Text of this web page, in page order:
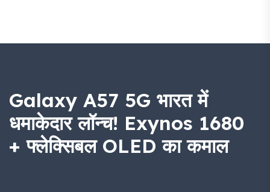
Galaxy A57 5G भारत में
धमाकेदार लॉन्च! Exynos 1680
+ फ्लेक्सिबल OLED का कमाल